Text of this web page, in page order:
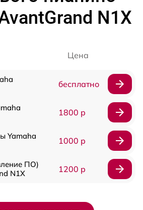
N1X
Цена
бесплатно
1800 р
Yamaha
1000 р
ПО)
N1X
1200 р